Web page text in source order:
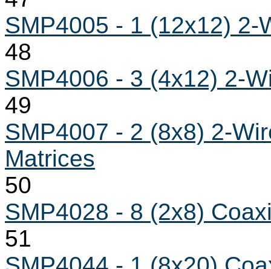
SMP4005 - 1 (12x12) 2-
48
SMP4006 - 3 (4x12) 2-
49
SMP4007 - 2 (8x8) 2-
Matrices
50
SMP4028 - 8 (2x8)
51